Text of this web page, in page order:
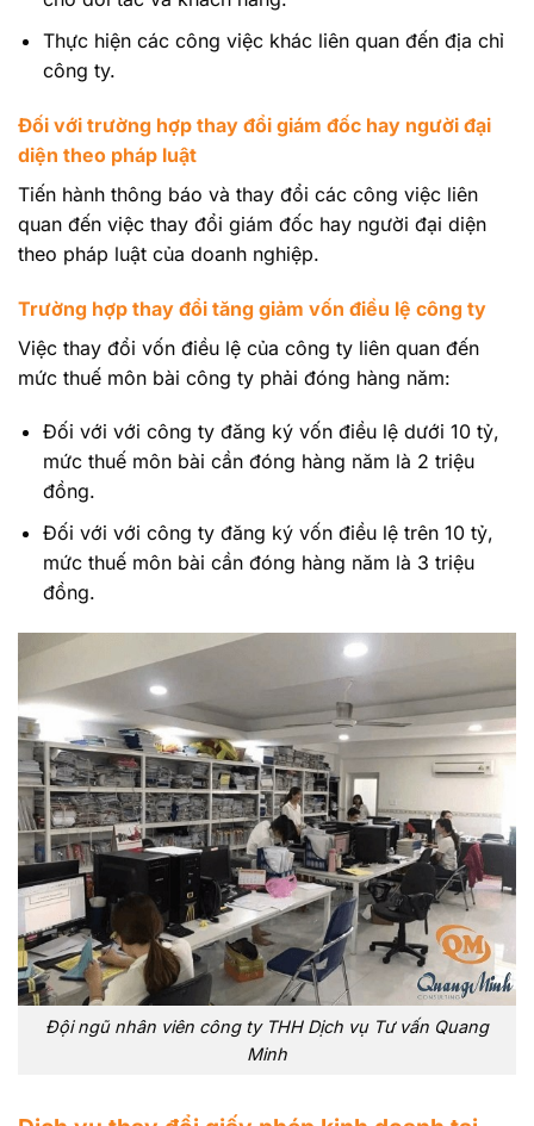
Thực hiện các công việc khác liên quan đến địa chỉ
công ty.
Đối với trường hợp thay đổi giám đốc hay người đại
diện theo pháp luật
Tiến hành thông báo và thay đổi các công việc liên
quan đến việc thay đổi giám đốc hay người đại diện
theo pháp luật của doanh nghiệp.
Trường hợp thay đổi tăng giảm vốn điều lệ công ty
Việc thay đổi vốn điều lệ của công ty liên quan đến
mức thuế môn bài công ty phải đóng hàng năm:
Đối với với công ty đăng ký vốn điều lệ dưới 10 tỷ,
mức thuế môn bài cần đóng hàng năm là 2 triệu
đồng.
Đối với với công ty đăng ký vốn điều lệ trên 10 tỷ,
mức thuế môn bài cần đóng hàng năm là 3 triệu
đồng.
Đội ngũ nhân viên công ty THH Dịch vụ Tư vấn Quang
Minh